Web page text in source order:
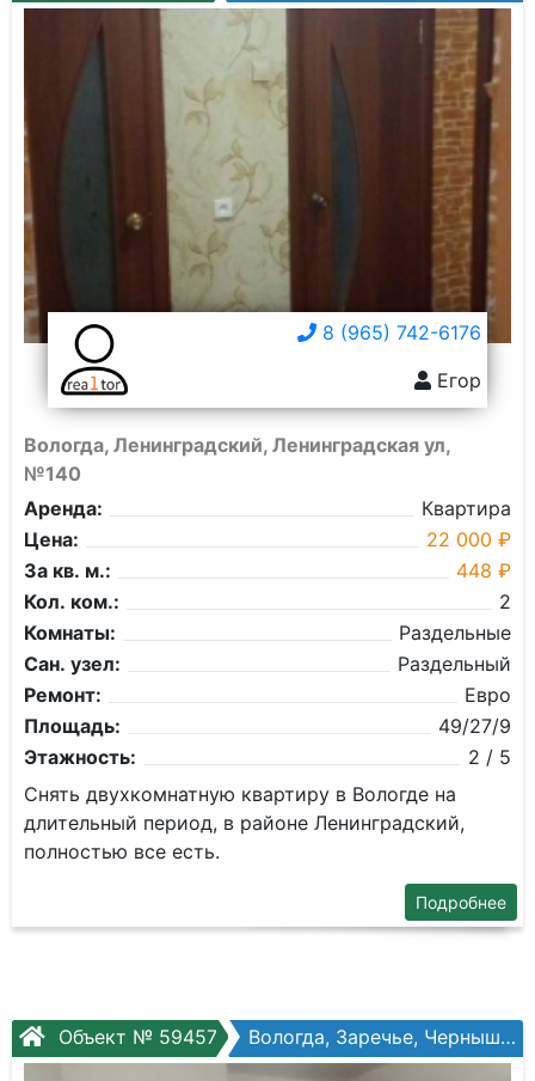
8 (965) 742-6176
Егор
Вологда, Ленинградский, Ленинградская ул,
№140
Аренда:
Квартира
Цена:
22 000 ₽
За кв. м.:
448 ₽
Кол. ком.:
2
Комнаты:
Раздельные
Сан. узел:
Раздельный
Ремонт:
Евро
Площадь:
49/27/9
Этажность:
2 / 5
Снять двухкомнатную квартиру в Вологде на
длительный период, в районе Ленинградский,
полностью все есть.
Подробнее
Объект № 59457 Вологда, Заречье, Чернышевского ул, №122ак1